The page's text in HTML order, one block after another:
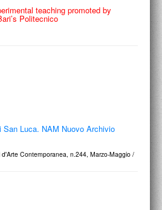
teaching promoted by
Politecnico
Luca. NAM Nuovo Archivio
Contemporanea, n.244, Marzo-Maggio /